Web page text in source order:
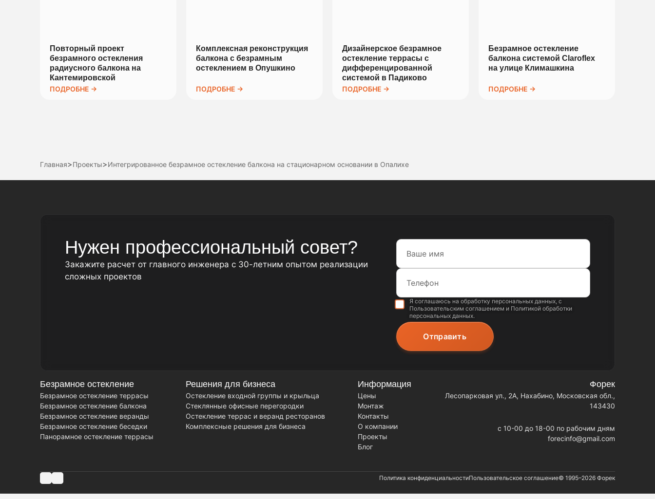
Повторный проект
безрамного остекления
радиусного балкона на
Кантемировской
ПОДРОБНЕ →
Комплексная реконструкция
балкона с безрамным
остеклением в Опушкино
ПОДРОБНЕ →
Дизайнерское безрамное
остекление террасы с
дифференцированной
системой в Падиково
ПОДРОБНЕ →
Безрамное остекление
балкона системой Claroflex
на улице Климашкина
ПОДРОБНЕ →
Главная>Проекты>Интегрированное безрамное остекление балкона на стационарном основании в Опалихе
Нужен профессиональный совет?
Закажите расчет от главного инженера с 30-летним опытом реализации
сложных проектов
Я соглашаюсь на обработку персональных данных, с
Пользовательским соглашением и Политикой обработки
персональных данных.
Безрамное остекление
Безрамное остекление террасы
Безрамное остекление балкона
Безрамное остекление веранды
Безрамное остекление беседки
Панорамное остекление террасы
Решения для бизнеса
Остекление входной группы и крыльца
Стеклянные офисные перегородки
Остекление террас и веранд ресторанов
Комплексные решения для бизнеса
Информация
Цены
Монтаж
Контакты
О компании
Проекты
Блог
Форек
Лесопарковая ул., 2А, Нахабино, Московская обл.,
143430
c 10-00 до 18-00 по рабочим дням
forecinfo@gmail.com
Политика конфиденциальностиПользовательское соглашение© 1995–2026 Форек